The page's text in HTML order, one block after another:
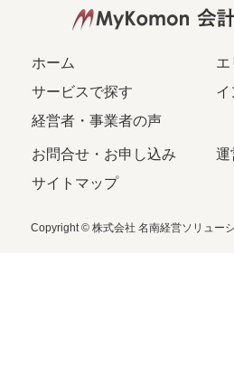
ホーム
エ
サービスで探す
イ
経営者・事業者の声
お問合せ・お申し込み
運
サイトマップ
Copyright © 株式会社 名南経営ソリュー